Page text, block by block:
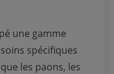
une gamme
spécifiques
les paons, les